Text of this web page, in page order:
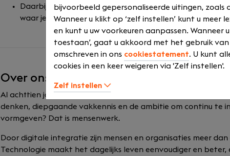
Daarbij krijg je 180 enthousiaste collega’s waar je mee
waar je ook regelmatig leuke dingen mee onderneemt.
Over ons
Al achttien jaar brengt Enable U mensen, systemen en
denken, diepgaande vakkennis en de ambitie om continu te
vormgeven? Dat is mensenwerk.
Door digitale integratie zijn mensen en organisaties meer
Technologie maakt het dagelijks leven eenvoudiger en
bijvoorbeeld gepersonaliseerde uitingen,
Wanneer u klikt op ‘zelf instellen’ kunt u meer
en kunt u uw voorkeuren aanpassen. Wanneer
toestaan’, gaat u akkoord met het gebruik van
omschreven in ons cookiestatement. U kunt
cookies in een keer weigeren via 'Zelf instellen'.
Zelf instellen